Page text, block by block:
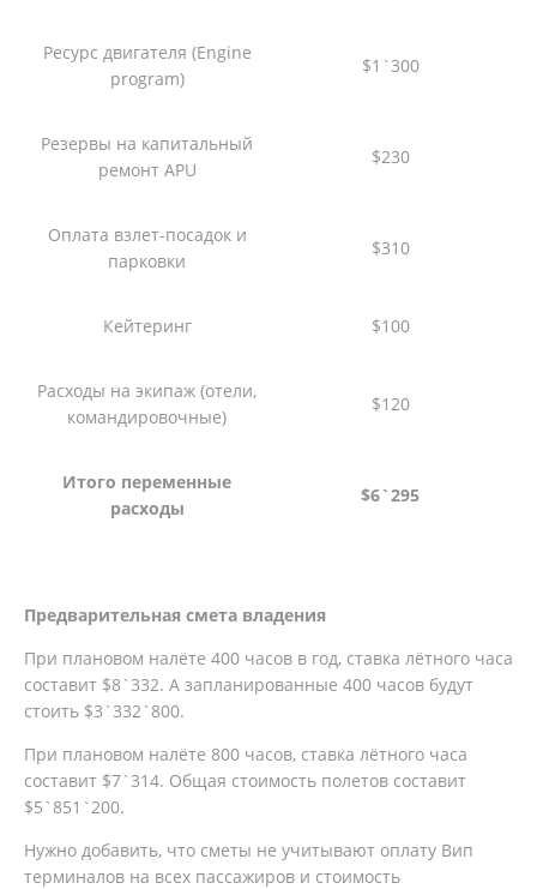
Ресурс двигателя (Engine
program)
$1`300
Резервы на капитальный
ремонт APU
$230
Оплата взлет-посадок и
парковки
$310
Кейтеринг $100
Расходы на экипаж (отели,
командировочные)
$120
Итого переменные
расходы
$6`295
Предварительная смета владения
При плановом налёте 400 часов в год, ставка лётного часа
составит $8`332. A запланированные 400 часов будут
стоить $3`332`800.
При плановом налёте 800 часов, ставка лётного часа
составит $7`314. Общая стоимость полетов составит
$5`851`200.
Нужно добавить, что сметы не учитывают оплату Вип
терминалов на всех пассажиров и стоимость